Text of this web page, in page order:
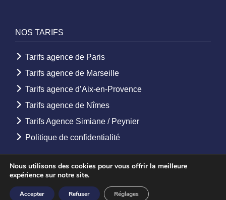
NOS TARIFS
Tarifs agence de Paris
Tarifs agence de Marseille
Tarifs agence d’Aix-en-Provence
Tarifs agence de Nîmes
Tarifs Agence Simiane / Peynier
Politique de confidentialité
Création Agence webYoudemus
Nous utilisons des cookies pour vous offrir la meilleure
expérience sur notre site.
Accepter Refuser Réglages